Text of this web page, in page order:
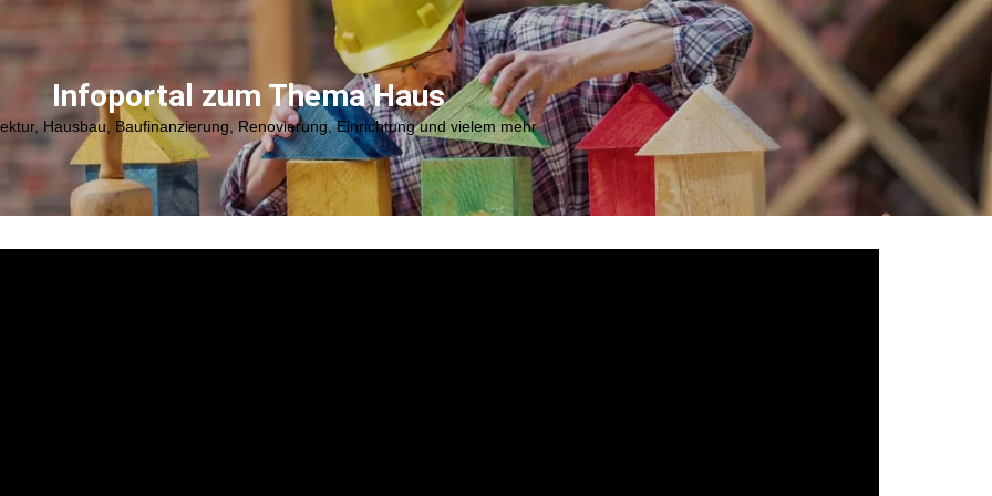
Infoportal zum Thema Haus
Hausbau, Baufinanzierung, Renovierung, Einrichtung und vielem mehr